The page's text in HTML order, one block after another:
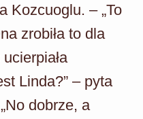
Kozcuoglu. – „To
zrobiła to dla
Linda?” – pyta
dobrze, a